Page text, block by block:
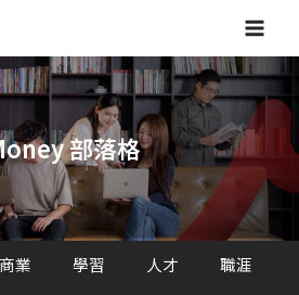
Main
部落格
商業 學習 人才 職涯